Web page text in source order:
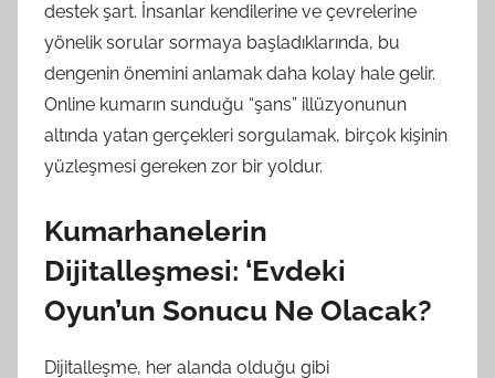
destek şart. İnsanlar kendilerine ve çevrelerine
yönelik sorular sormaya başladıklarında, bu
dengenin önemini anlamak daha kolay hale gelir.
Online kumarın sunduğu “şans” illüzyonunun
altında yatan gerçekleri sorgulamak, birçok kişinin
yüzleşmesi gereken zor bir yoldur.
Kumarhanelerin
Dijitalleşmesi: ‘Evdeki
Oyun’un Sonucu Ne Olacak?
Dijitalleşme, her alanda olduğu gibi